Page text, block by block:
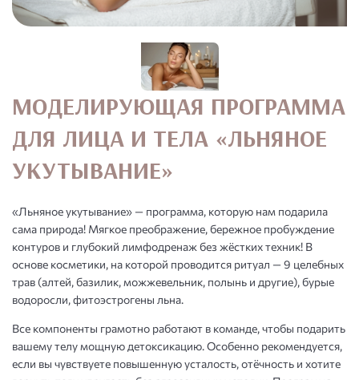
МОДЕЛИРУЮЩАЯ ПРОГРАММА
ДЛЯ ЛИЦА И ТЕЛА «ЛЬНЯНОЕ
УКУТЫВАНИЕ»
«Льняное укутывание» — программа, которую нам подарила
сама природа! Мягкое преображение, бережное пробуждение
контуров и глубокий лимфодренаж без жёстких техник! В
основе косметики, на которой проводится ритуал — 9 целебных
трав (алтей, базилик, можжевельник, полынь и другие), бурые
водоросли, фитоэстрогены льна.
Все компоненты грамотно работают в команде, чтобы подарить
вашему телу мощную детоксикацию. Особенно рекомендуется,
если вы чувствуете повышенную усталость, отёчность и хотите